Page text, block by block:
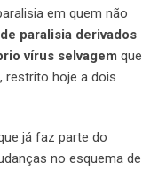
em quem não
paralisia derivados
vírus selvagem que
restrito hoje a dois
já faz parte do
no esquema de